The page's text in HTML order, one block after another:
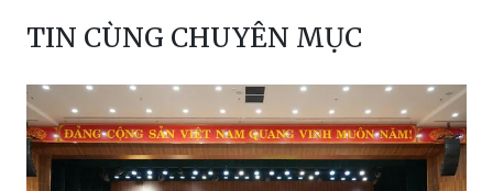
TIN CÙNG CHUYÊN MỤC